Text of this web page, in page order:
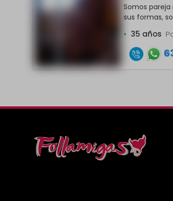
Somos
sus formas,
• 35 años